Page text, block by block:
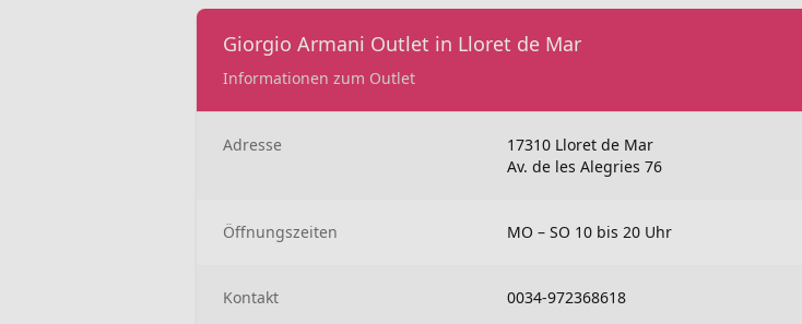
Giorgio Armani Outlet in Lloret de Mar
Informationen zum Outlet
Adresse
17310 Lloret de Mar
Av. de les Alegries 76
Öffnungszeiten MO – SO 10 bis 20 Uhr
Kontakt 0034-972368618